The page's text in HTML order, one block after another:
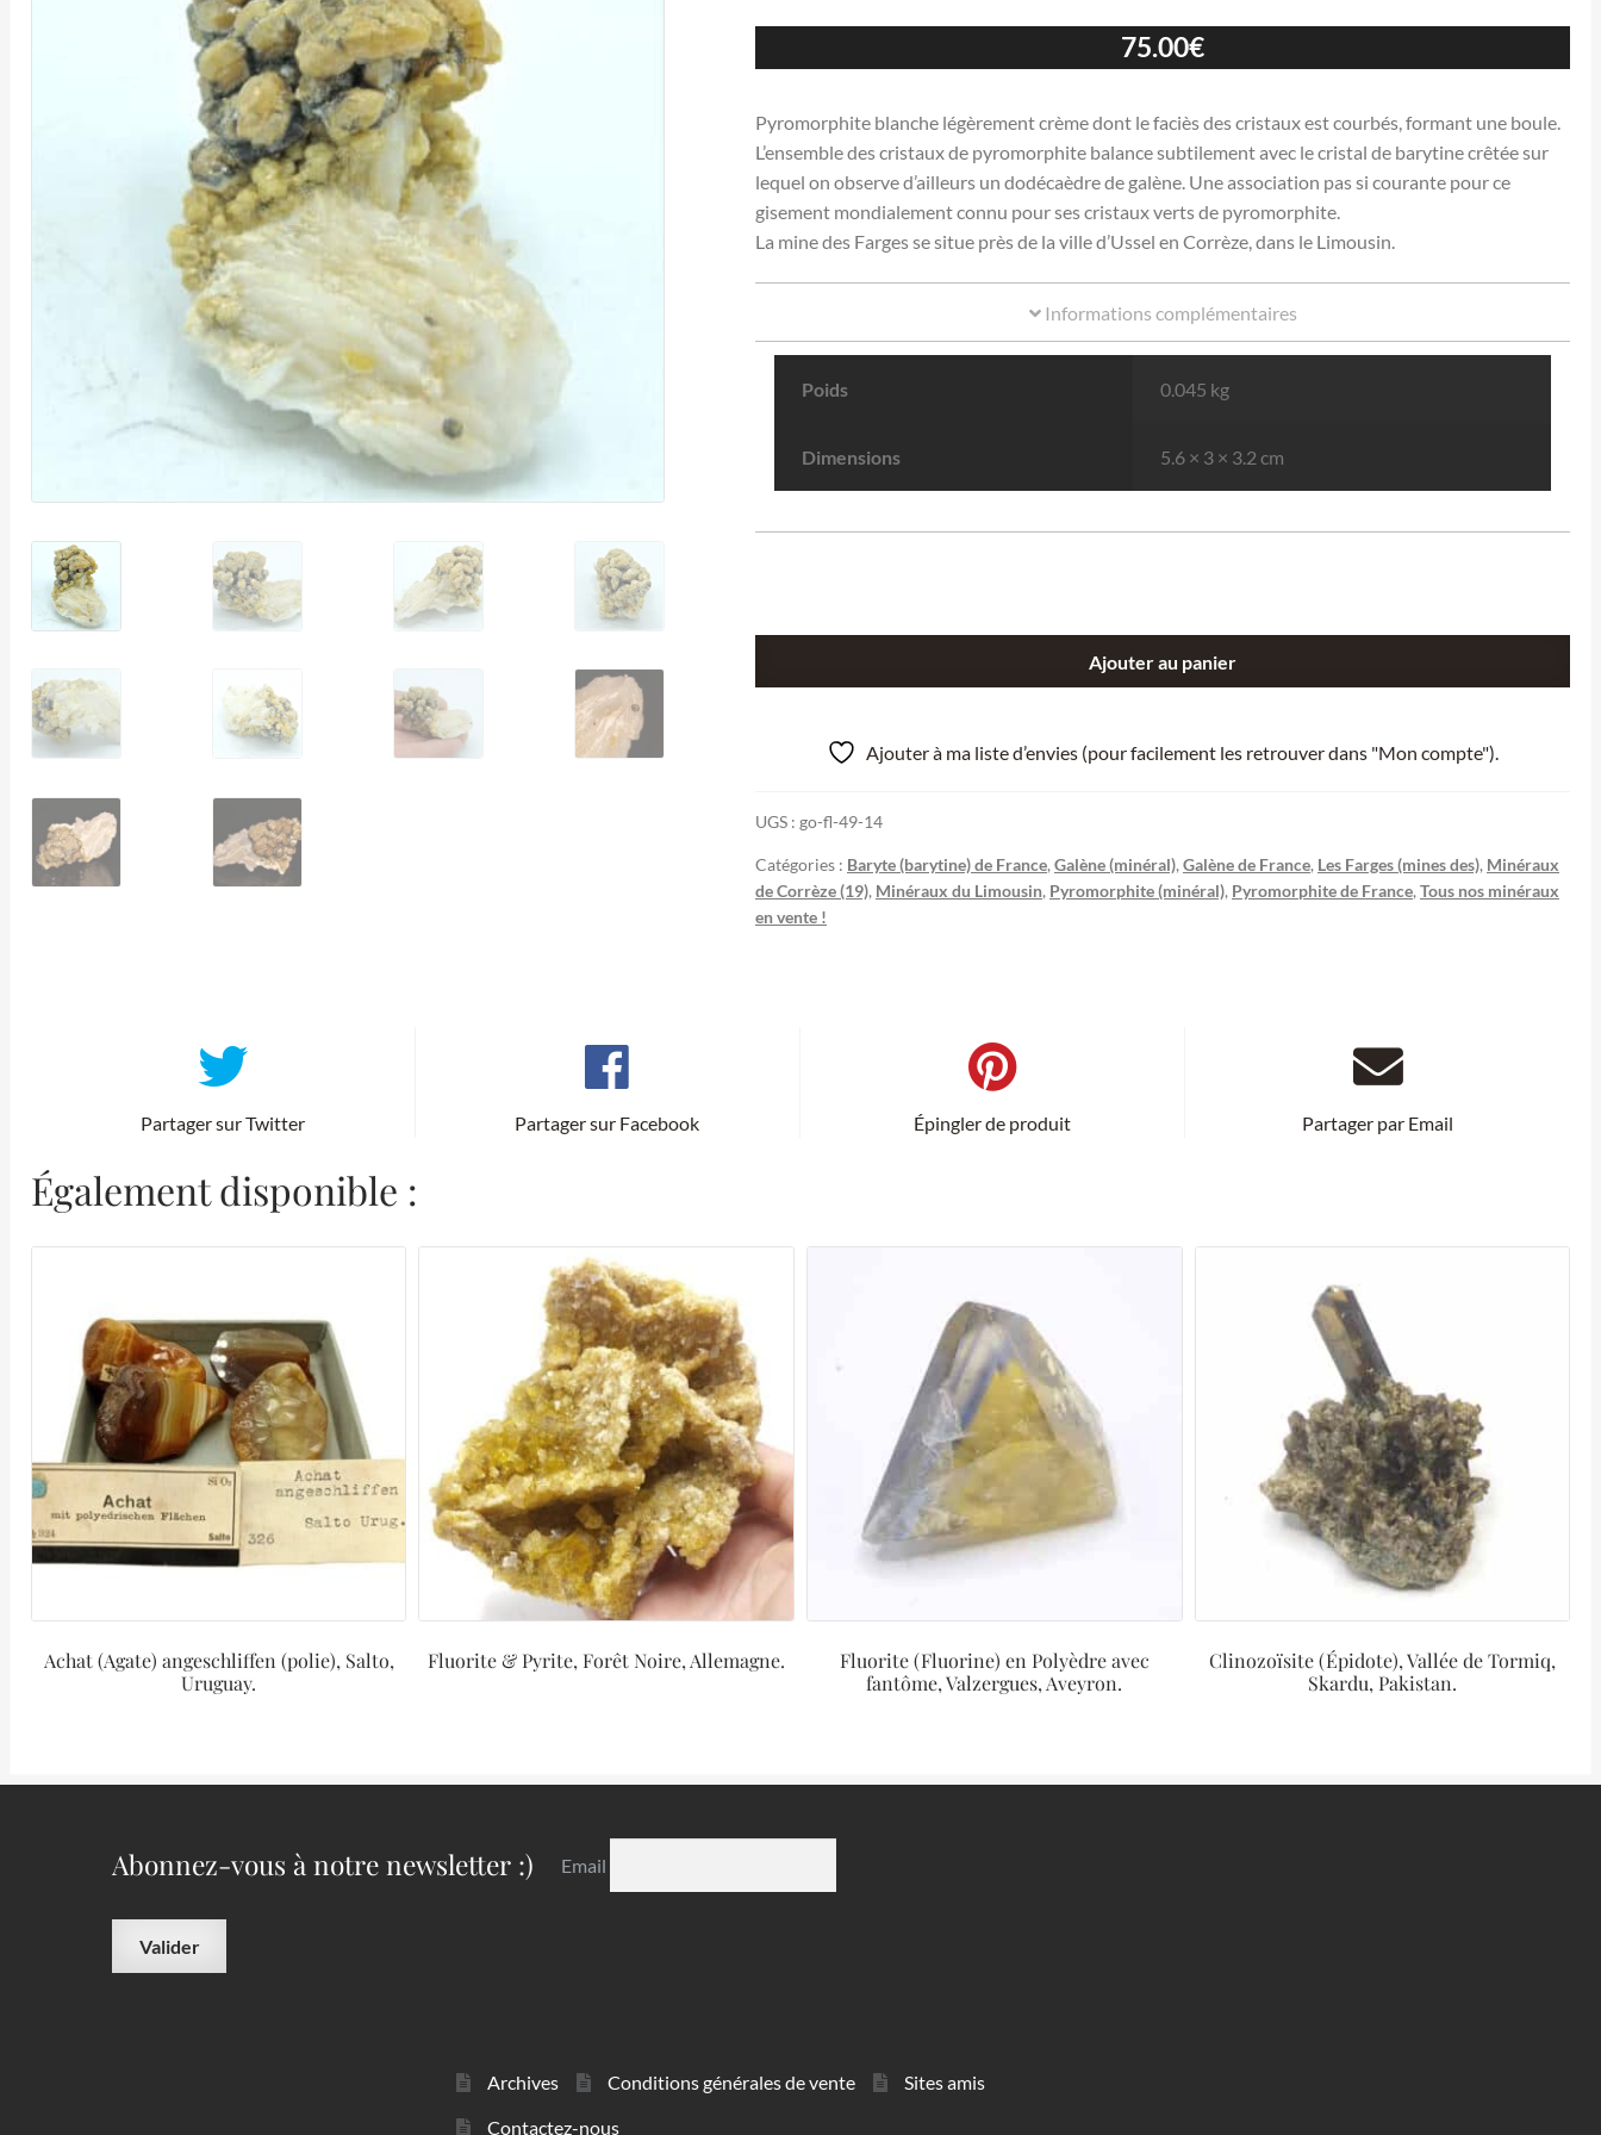
75.00€
Pyromorphite blanche légèrement crème dont le faciès des cristaux est courbés, formant une boule.
L’ensemble des cristaux de pyromorphite balance subtilement avec le cristal de barytine crêtée sur
lequel on observe d’ailleurs un dodécaèdre de galène. Une association pas si courante pour ce
gisement mondialement connu pour ses cristaux verts de pyromorphite.
La mine des Farges se situe près de la ville d’Ussel en Corrèze, dans le Limousin.
Informations complémentaires
Poids 0.045 kg
Dimensions 5.6 × 3 × 3.2 cm
barytine,
Les
Farges,
Corrèze.
Ajouter au panier
Ajouter à ma liste d’envies (pour facilement les retrouver dans "Mon compte").
UGS : go-fl-49-14
Catégories : Baryte (barytine) de France, Galène (minéral), Galène de France, Les Farges (mines des), Minéraux
de Corrèze (19), Minéraux du Limousin, Pyromorphite (minéral), Pyromorphite de France, Tous nos minéraux
en vente !
Partager sur Twitter Partager sur Facebook Épingler de produit Partager par Email
Également disponible :
Achat (Agate) angeschliffen (polie), Salto,
Uruguay.
Fluorite & Pyrite, Forêt Noire, Allemagne.
Fluorite (Fluorine) en Polyèdre avec
fantôme, Valzergues, Aveyron.
Clinozoïsite (Épidote), Vallée de Tormiq,
Skardu, Pakistan.
Abonnez-vous à notre newsletter :) Email
Archives Conditions générales de vente
Sites amis
Contactez-nous